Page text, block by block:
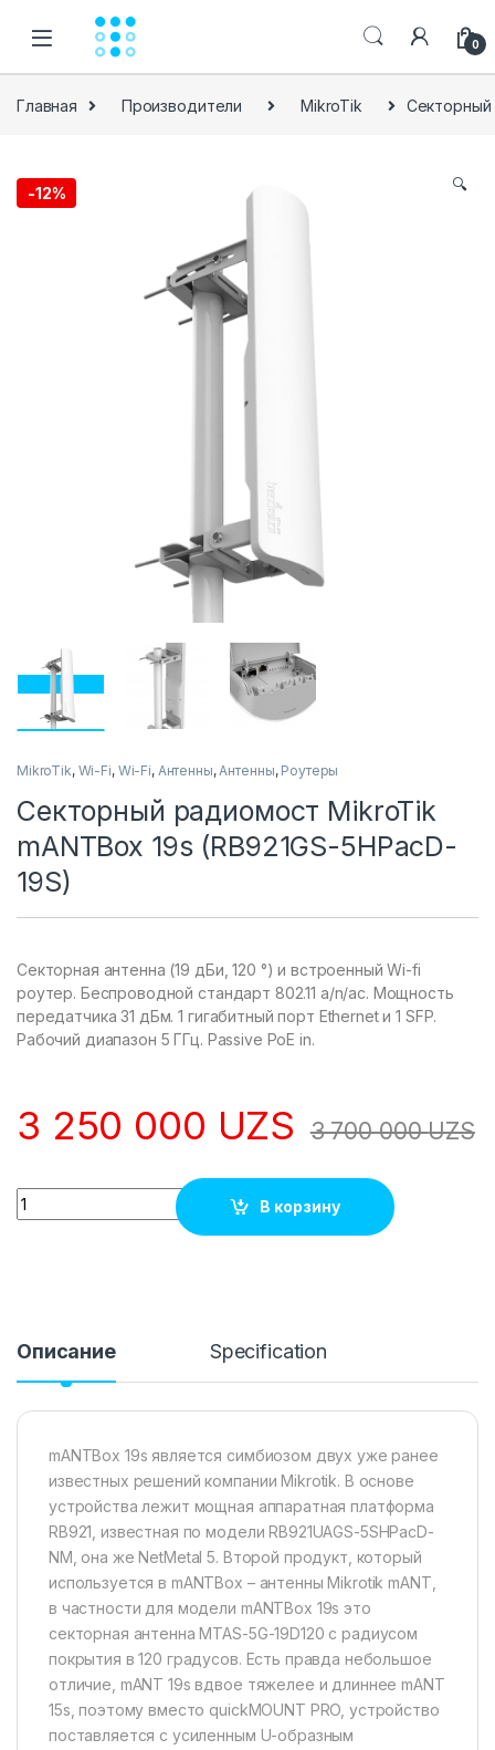
0
Главная Производители MikroTik Секторный
-12% 🔍
MikroTik, Wi-Fi, Wi-Fi, Антенны, Антенны, Роутеры
Секторный радиомост MikroTik
mANTBox 19s (RB921GS-5HPacD-
19S)
Секторная антенна (19 дБи, 120 °) и встроенный Wi-fi
роутер. Беспроводной стандарт 802.11 a/n/ac. Мощность
передатчика 31 дБм. 1 гигабитный порт Ethernet и 1 SFP.
Рабочий диапазон 5 ГГц. Passive PoE in.
3 250 000 UZS 3 700 000UZS
Quantity
В корзину
Описание Specification
mANTBox 19s является симбиозом двух уже ранее
известных решений компании Mikrotik. В основе
устройства лежит мощная аппаратная платформа
RB921, известная по модели RB921UAGS-5SHPacD-
NM, она же NetMetal 5. Второй продукт, который
используется в mANTBox – антенны Mikrotik mANT,
в частности для модели mANTBox 19s это
секторная антенна MTAS-5G-19D120 с радиусом
покрытия в 120 градусов. Есть правда небольшое
отличие, mANT 19s вдвое тяжелее и длиннее mANT
15s, поэтому вместо quickMOUNT PRO, устройство
поставляется с усиленным U-образным